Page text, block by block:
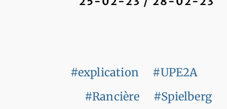
#explication
#UPE2A
#Rancière
#Spielberg